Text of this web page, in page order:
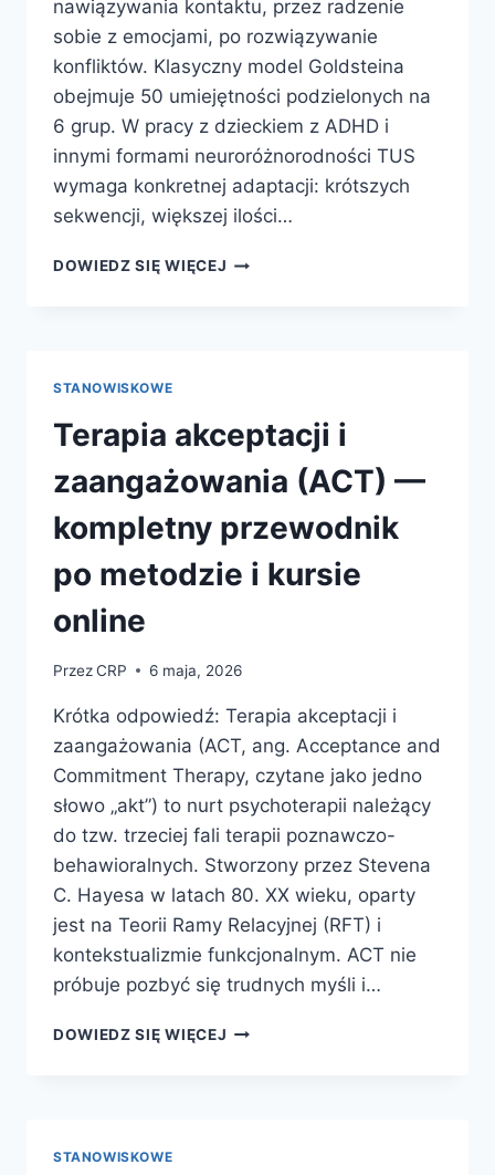
nawiązywania kontaktu, przez radzenie
sobie z emocjami, po rozwiązywanie
konfliktów. Klasyczny model Goldsteina
obejmuje 50 umiejętności podzielonych na
6 grup. W pracy z dzieckiem z ADHD i
innymi formami neuroróżnorodności TUS
wymaga konkretnej adaptacji: krótszych
sekwencji, większej ilości…
DOWIEDZ SIĘ WIĘCEJ ADHD
W
PRACY
Z
NEURORÓŻNORODNYM
STANOWISKOWE
Terapia akceptacji i
zaangażowania (ACT) —
kompletny przewodnik
po metodzie i kursie
online
PrzezCRP 6 maja, 2026
Krótka odpowiedź: Terapia akceptacji i
zaangażowania (ACT, ang. Acceptance and
Commitment Therapy, czytane jako jedno
słowo „akt”) to nurt psychoterapii należący
do tzw. trzeciej fali terapii poznawczo-
behawioralnych. Stworzony przez Stevena
C. Hayesa w latach 80. XX wieku, oparty
jest na Teorii Ramy Relacyjnej (RFT) i
kontekstualizmie funkcjonalnym. ACT nie
próbuje pozbyć się trudnych myśli i…
DOWIEDZ SIĘ WIĘCEJ TERAPIA
STANOWISKOWE